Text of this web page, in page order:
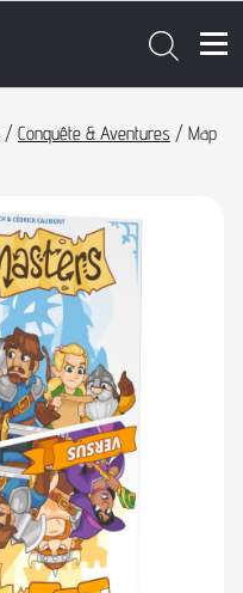
/ Conquête & Aventures / Map